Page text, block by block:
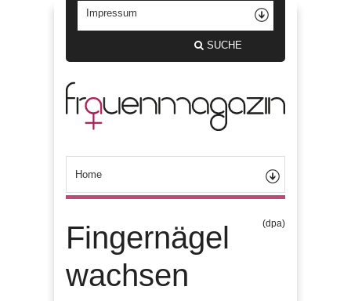
SUCHE
Fingernägel
wachsen
(dpa)